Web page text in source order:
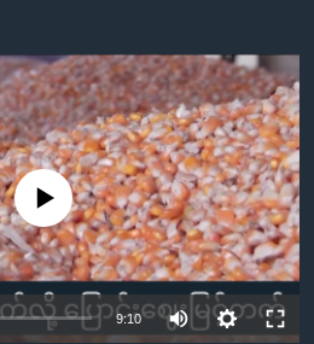
က်များ
currently available
9:10